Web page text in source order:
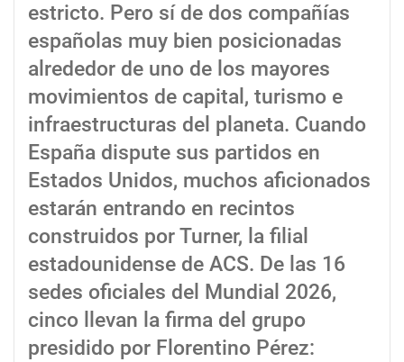
estricto. Pero sí de dos compañías
españolas muy bien posicionadas
alrededor de uno de los mayores
movimientos de capital, turismo e
infraestructuras del planeta. Cuando
España dispute sus partidos en
Estados Unidos, muchos aficionados
estarán entrando en recintos
construidos por Turner, la filial
estadounidense de ACS. De las 16
sedes oficiales del Mundial 2026,
cinco llevan la firma del grupo
presidido por Florentino Pérez: